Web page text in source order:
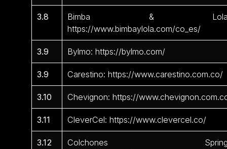
3.8
Bimba &
https://www.bimbaylola.com/co_es/
3.9 Bylmo: https://bylmo.com/
3.9 Carestino: https://www.carestino.com.co/
3.10 Chevignon: https://
3.11 CleverCel: https://www.clevercel.co/
3.12
Colchones